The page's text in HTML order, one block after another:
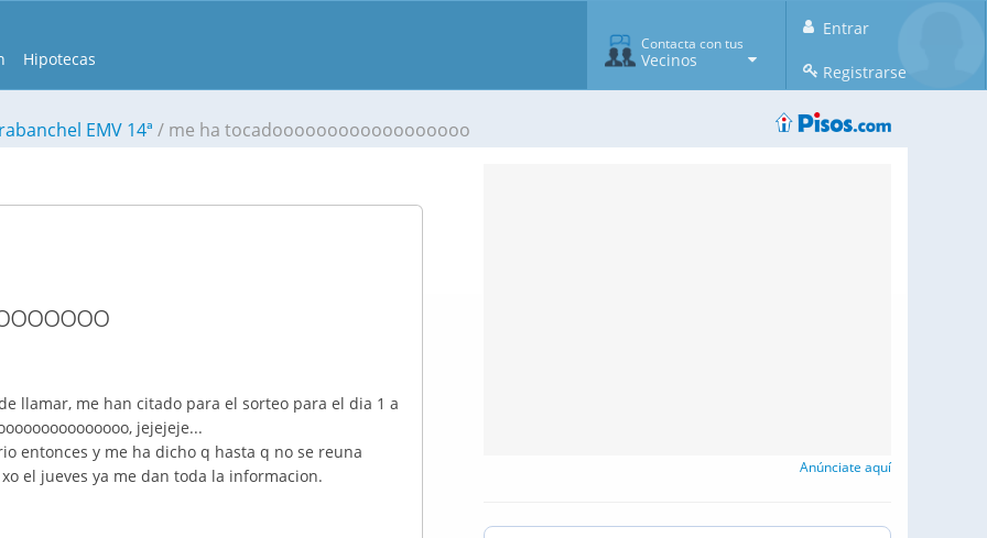
Hipotecas
Entrar
Registrarse
Contacta con tus
Vecinos
EMV 14ª me ha tocadoooooooooooooooooo
llamar, me han citado para el sorteo para el dia 1 a
jejejeje...
entonces y me ha dicho q hasta q no se reuna
el jueves ya me dan toda la informacion.
Anúnciate aquí